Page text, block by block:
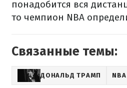
понадобится вся
то чемпион NBA
Связанные темы:
ДОНАЛЬД ТРАМП NBA